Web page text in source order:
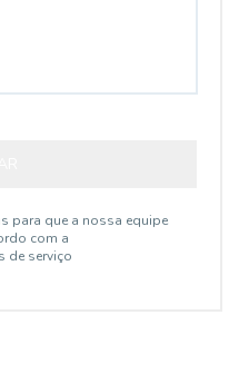
para que a nossa equipe
com a
de serviço